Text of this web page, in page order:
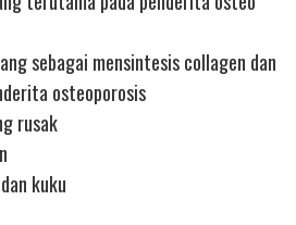
sebagai mensintesis collagen dan
osteoporosis
rusak
kuku